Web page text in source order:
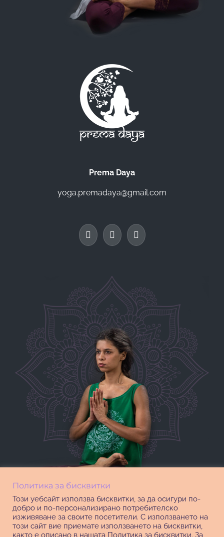
Prema Daya
yoga.premadaya@gmail.com
Политика за бисквитки
Този уебсайт използва бисквитки, за да осигури по-
добро и по-персонализирано потребителско
изживяване за своите посетители. С използването на
този сайт вие приемате използването на бисквитки,
както е описано в нашата Политика за бисквитки. За